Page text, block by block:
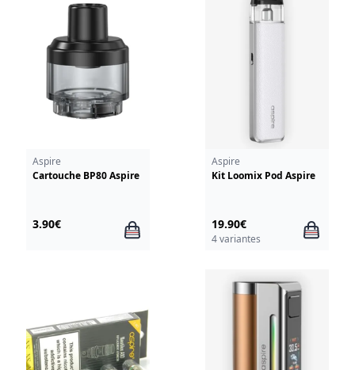
Aspire
Cartouche BP80 Aspire
3.90€
Aspire
Kit Loomix Pod Aspire
19.90€
4 variantes